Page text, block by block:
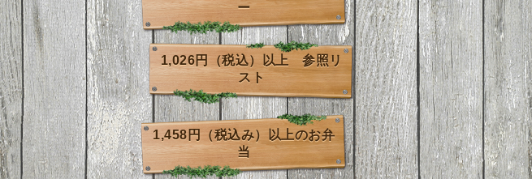
ー
1,026円（税込）以上 参照リ
スト
1,458円（税込み）以上のお弁
当